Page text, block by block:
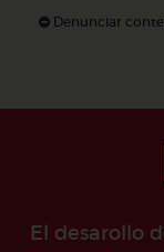
Denunciar
El desarollo